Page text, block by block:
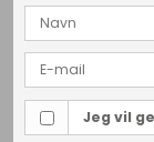
Jeg vil